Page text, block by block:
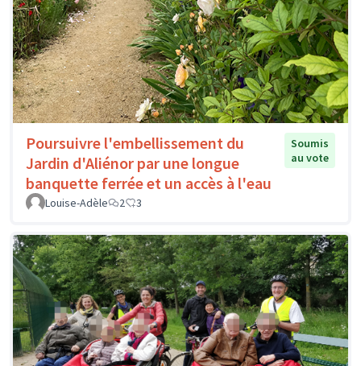
Poursuivre l'embellissement du
Jardin d'Aliénor par une longue
banquette ferrée et un accès à l'eau
Soumis
au vote
Louise-Adèle 2 3